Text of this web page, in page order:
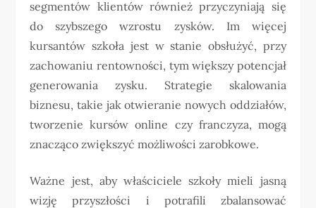
segmentów klientów również przyczyniają się
do szybszego wzrostu zysków. Im więcej
kursantów szkoła jest w stanie obsłużyć, przy
zachowaniu rentowności, tym większy potencjał
generowania zysku. Strategie skalowania
biznesu, takie jak otwieranie nowych oddziałów,
tworzenie kursów online czy franczyza, mogą
znacząco zwiększyć możliwości zarobkowe.
Ważne jest, aby właściciele szkoły mieli jasną
wizję przyszłości i potrafili zbalansować